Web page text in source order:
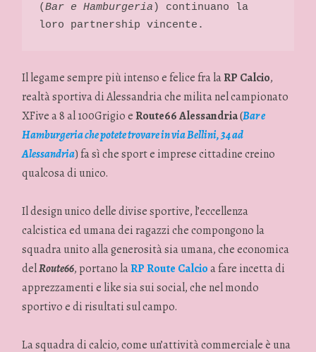
(Bar e Hamburgeria ) continuano la
loro partnership vincente.
Il legame sempre più intenso e felice fra laRP Calcio,
realtà sportiva di Alessandria che milita nel campionato
XFive a 8 al 100Grigio eRoute66 Alessandria(Bar e
Hamburgeria che potete trovare in via Bellini, 34 ad
Alessandria) fa sì che sport e imprese cittadine creino
qualcosa di unico.
Il design unico delle divise sportive, l’eccellenza
calcistica ed umana dei ragazzi che compongono la
squadra unito alla generosità sia umana, che economica
delRoute66, portano laRP Route Calcio a fare incetta di
apprezzamenti e like sia sui social, che nel mondo
sportivo e di risultati sul campo.
La squadra di calcio, come un’attività commerciale è una